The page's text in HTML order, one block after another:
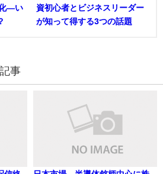
―い
資初心者とビジネスリーダー
が知って得する3つの話題
事